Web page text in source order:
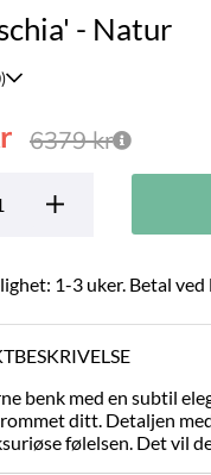
- Natur
6379kr
1-3 uker. Betal
benk med en subtil
ditt. Detaljen
følelsen. Det vil